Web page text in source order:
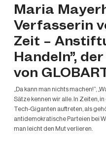
Maria
Verfasserin
Zeit –
Handeln”,
von
„Da kann man nichts machen!“,
Sätze kennen wir alle. In Zeiten,
Tech-Giganten auftreten, als
antidemokratische Parteien bei
man leicht den Mut verlieren.